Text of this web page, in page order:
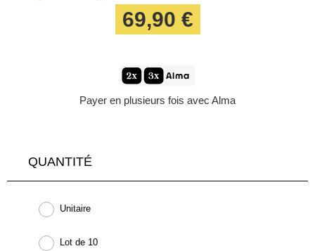
69,90 €
Payer en plusieurs fois avec Alma
QUANTITÉ
Unitaire
Lot de 10